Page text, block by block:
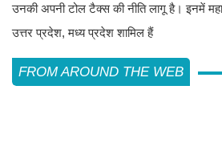
उनकी अपनी टोल टैक्स की नीति लागू है। इनमें
उत्तर प्रदेश, मध्य प्रदेश शामिल हैं
FROM AROUND THE WEB